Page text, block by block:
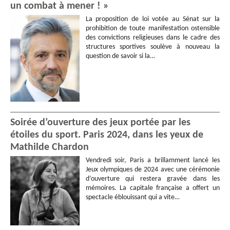
un combat à mener ! »
La proposition de loi votée au Sénat sur la
prohibition de toute manifestation ostensible
des convictions religieuses dans le cadre des
structures sportives soulève à nouveau la
question de savoir si la…
Soirée d’ouverture des jeux portée par les
étoiles du sport. Paris 2024, dans les yeux de
Mathilde Chardon
Vendredi soir, Paris a brillamment lancé les
Jeux olympiques de 2024 avec une cérémonie
d’ouverture qui restera gravée dans les
mémoires. La capitale française a offert un
spectacle éblouissant qui a vite…